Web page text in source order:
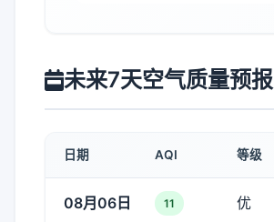
未来7天空气质量预报
日期 AQI 等级
08月06日 11 优